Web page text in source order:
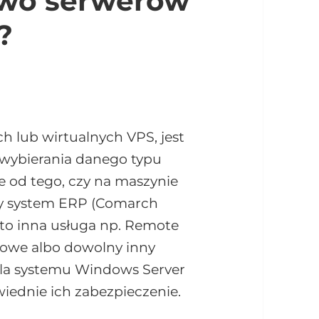
lub wirtualnych VPS, jest
danego typu
od tego, czy na maszynie
ERP (Comarch
inna usługa np. Remote
albo dowolny inny
systemu Windows Server
ich zabezpieczenie.